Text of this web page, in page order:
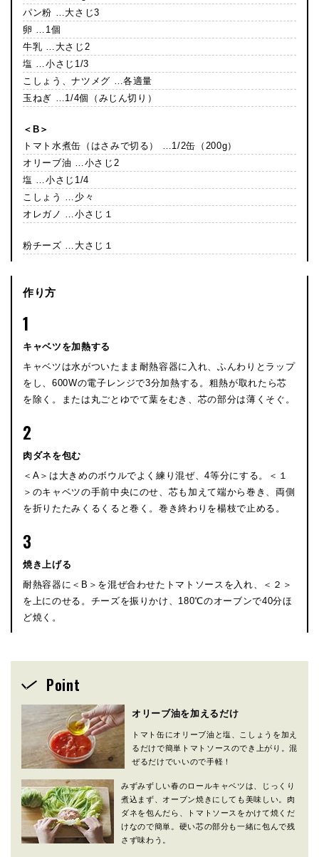
パン粉 …大さじ3
卵 …1個
牛乳 …大さじ2
塩 …小さじ1/3
こしょう、ナツメグ …各適量
玉ねぎ …1/4個（みじん切り）
＜B＞
トマト水煮缶（はさみで切る） …1/2缶（200g）
オリーブ油 …小さじ2
塩 …小さじ1/4
こしょう …少々
オレガノ …小さじ１
粉チーズ …大さじ１
作り方
1
キャベツを加熱する
キャベツは水がついたまま耐熱容器に入れ、ふんわりとラップ
をし、600Wの電子レンジで3分加熱する。粗熱が取れたら芯
を除く。または丸ごとゆでて葉をむき、芯の部分は薄くそぐ。
2
肉ダネを包む
＜A＞は大きめのボウルでよく練り混ぜ、4等分にする。＜１
＞のキャベツの手前中央にのせ、芯も加えて端から巻き、両側
を折りたたみくるくると巻く。巻き終わりを楊枝で止める。
3
焼き上げる
耐熱容器に＜B＞を混ぜ合わせたトマトソースを入れ、＜２＞
を上にのせる。チーズを振りかけ、180℃のオーブンで40分ほ
ど焼く。
Point
オリーブ油を加えるだけ
トマト缶にオリーブ油と塩、こしょうを加え
るだけで簡単トマトソースのでき上がり。混
ぜるだけでいいので手軽！
みずみずしい春のロールキャベツは、じっくり
煮込まず、オーブン焼きにしても美味しい。肉
ダネを包んだら、トマトソースをかけて焼くだ
けなので簡単。硬い芯の部分も一緒に包んで残
さず味わう。